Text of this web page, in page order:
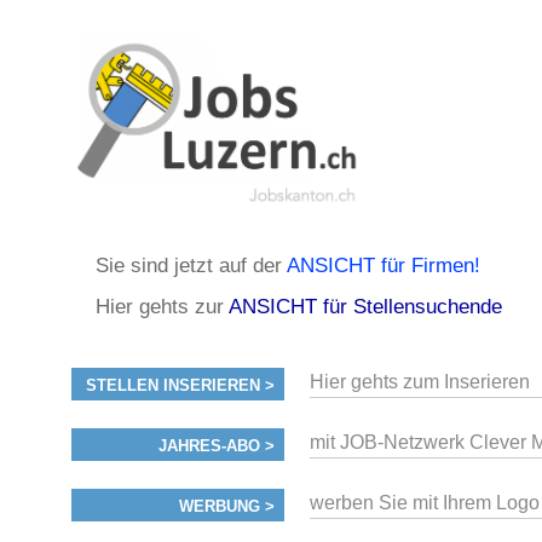
Sie sind jetzt auf der ANSICHT für Firmen!
Hier gehts zur ANSICHT für Stellensuchende
STELLEN INSERIEREN > Hier gehts zum Inserieren
JAHRES-ABO > mit JOB-Netzwerk Clever
WERBUNG > werben Sie mit Ihrem Logo